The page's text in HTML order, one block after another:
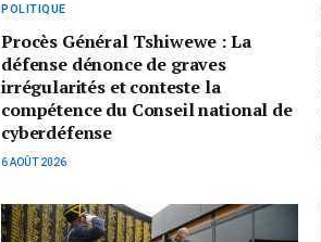
POLITIQUE
Procès Général Tshiwewe : La
défense dénonce de graves
irrégularités et conteste la
compétence du Conseil national de
cyberdéfense
6 AOÛT 2026